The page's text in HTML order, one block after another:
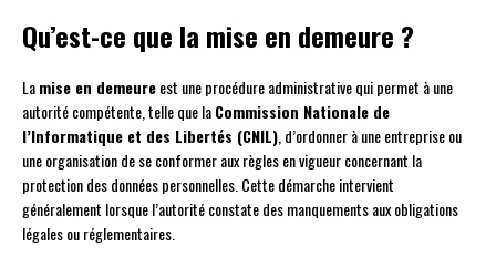
Qu’est-ce que la mise en demeure ?
Lamise en demeureest une procédure administrative qui permet à une
autorité compétente, telle que laCommission Nationale de
l’Informatique et des Libertés (CNIL), d’ordonner à une entreprise ou
une organisation de se conformer aux règles en vigueur concernant la
protection des données personnelles. Cette démarche intervient
généralement lorsque l’autorité constate des manquements aux obligations
légales ou réglementaires.